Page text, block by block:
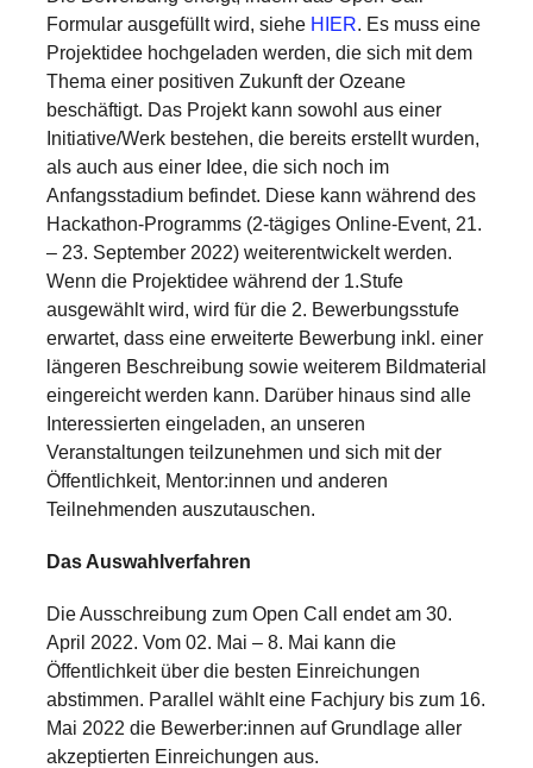
Formular ausgefüllt wird, siehe HIER. Es muss eine
Projektidee hochgeladen werden, die sich mit dem
Thema einer positiven Zukunft der Ozeane
beschäftigt. Das Projekt kann sowohl aus einer
Initiative/Werk bestehen, die bereits erstellt wurden,
als auch aus einer Idee, die sich noch im
Anfangsstadium befindet. Diese kann während des
Hackathon-Programms (2-tägiges Online-Event, 21.
– 23. September 2022) weiterentwickelt werden.
Wenn die Projektidee während der 1.Stufe
ausgewählt wird, wird für die 2. Bewerbungsstufe
erwartet, dass eine erweiterte Bewerbung inkl. einer
längeren Beschreibung sowie weiterem Bildmaterial
eingereicht werden kann. Darüber hinaus sind alle
Interessierten eingeladen, an unseren
Veranstaltungen teilzunehmen und sich mit der
Öffentlichkeit, Mentor:innen und anderen
Teilnehmenden auszutauschen.
Das Auswahlverfahren
Die Ausschreibung zum Open Call endet am 30.
April 2022. Vom 02. Mai – 8. Mai kann die
Öffentlichkeit über die besten Einreichungen
abstimmen. Parallel wählt eine Fachjury bis zum 16.
Mai 2022 die Bewerber:innen auf Grundlage aller
akzeptierten Einreichungen aus.